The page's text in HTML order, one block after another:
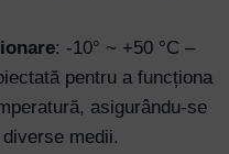
: -10° ~ +50 °C –
pentru a funcționa
asigurându-se
medii.